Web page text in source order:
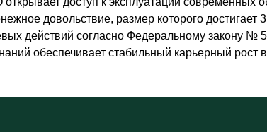
довольствие, размер которого достигает
действий согласно Федеральному закону №
обеспечивает стабильный карьерный